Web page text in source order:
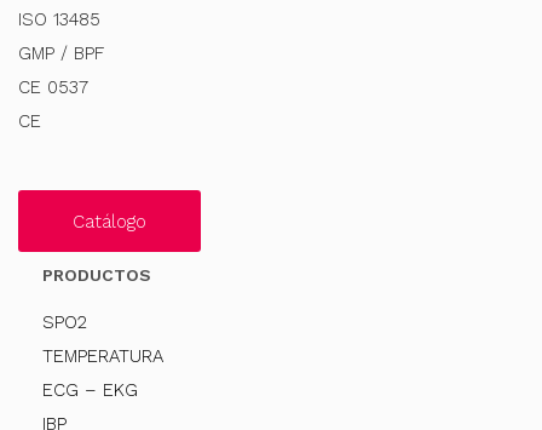
ISO 13485
GMP / BPF
CE 0537
CE
Catálogo
PRODUCTOS
SPO2
TEMPERATURA
ECG – EKG
IBP